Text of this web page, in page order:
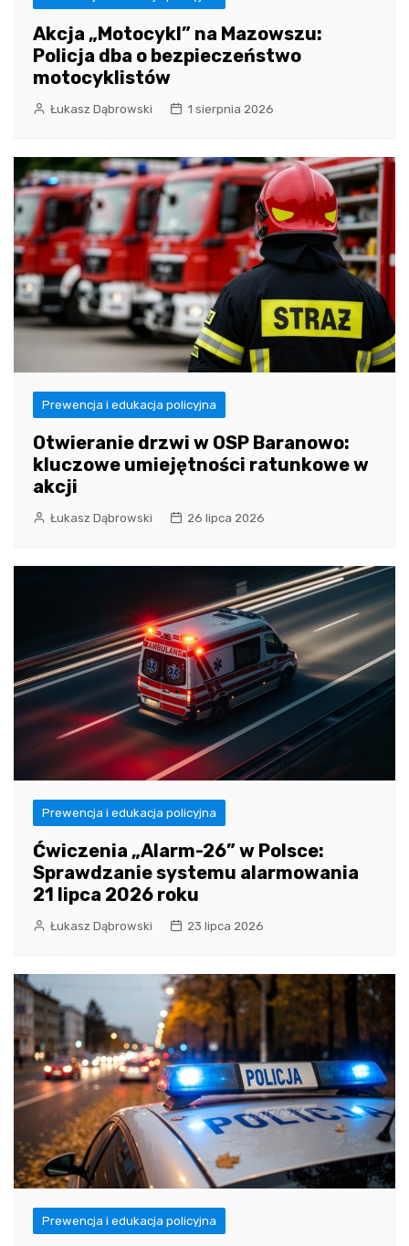
Akcja „Motocykl” na Mazowszu:
Policja dba o bezpieczeństwo
motocyklistów
Łukasz Dąbrowski 1 sierpnia 2026
Prewencja i edukacja policyjna
Otwieranie drzwi w OSP Baranowo:
kluczowe umiejętności ratunkowe w
akcji
Łukasz Dąbrowski 26 lipca 2026
Prewencja i edukacja policyjna
Ćwiczenia „Alarm-26” w Polsce:
Sprawdzanie systemu alarmowania
21 lipca 2026 roku
Łukasz Dąbrowski 23 lipca 2026
Prewencja i edukacja policyjna